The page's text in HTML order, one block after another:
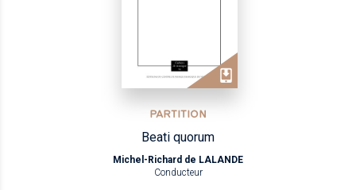
PARTITION
Beati quorum
Michel-Richard de LALANDE
Conducteur